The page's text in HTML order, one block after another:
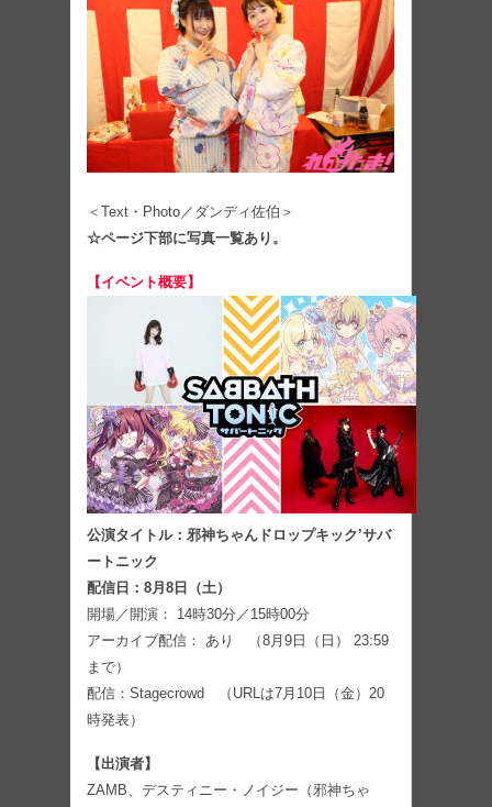
＜Text・Photo／ダンディ佐伯＞
☆ページ下部に写真一覧あり。
【イベント概要】
公演タイトル：邪神ちゃんドロップキック’サバ
ートニック
配信日：8月8日（土）
開場／開演： 14時30分／15時00分
アーカイブ配信： あり （8月9日（日） 23:59
まで）
配信：Stagecrowd （URLは7月10日（金）20
時発表）
【出演者】
ZAMB、デスティニー・ノイジー（邪神ちゃ